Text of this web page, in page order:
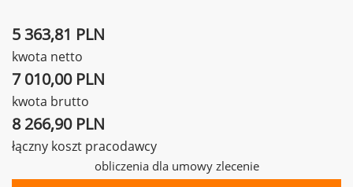
5 363,81 PLN
kwota netto
7 010,00 PLN
kwota brutto
8 266,90 PLN
łączny koszt pracodawcy
obliczenia dla umowy zlecenie